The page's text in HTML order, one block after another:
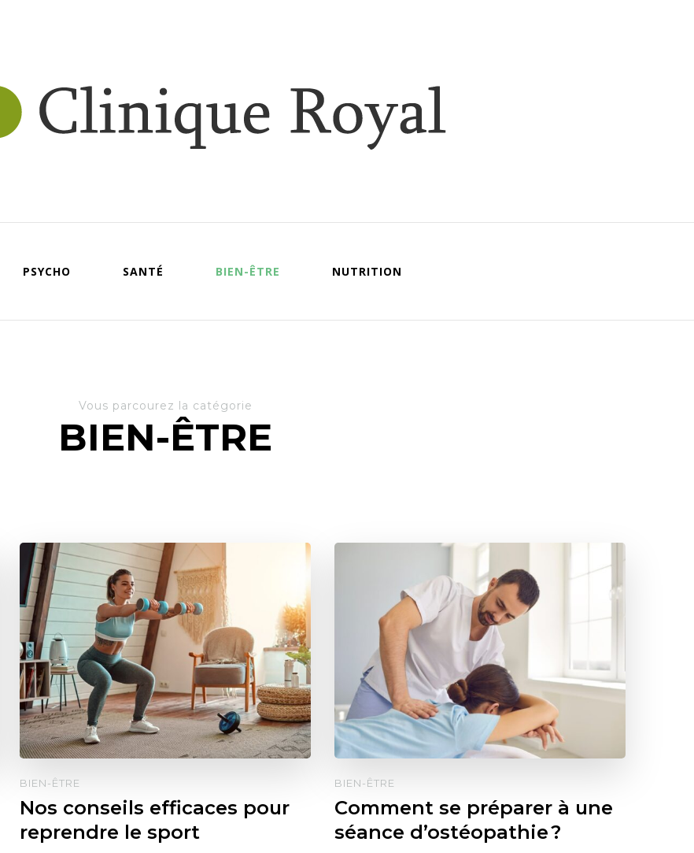
Clinique
royal
PSYCHO SANTÉ BIEN-ÊTRE NUTRITION
Vous parcourez la catégorie
BIEN-ÊTRE
BIEN-ÊTRE
Nos conseils efficaces pour
reprendre le sport
BIEN-ÊTRE
Comment se préparer à une
séance d’ostéopathie ?